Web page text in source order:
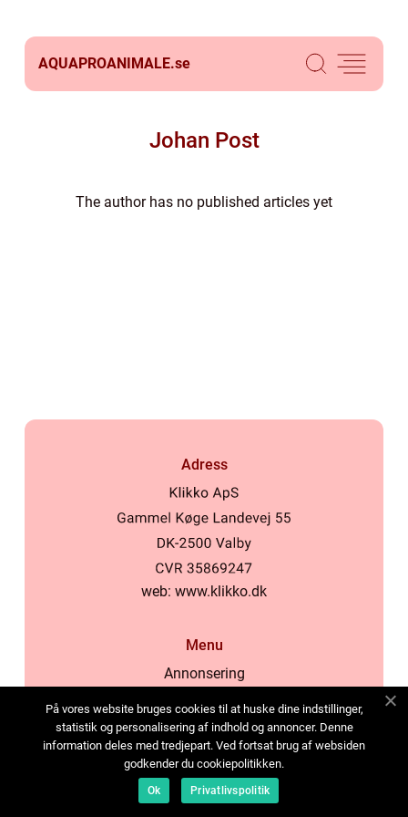
AQUAPROANIMALE.se
Johan Post
The author has no published articles yet
Adress
web: www.klikko.dk
Menu
Annonsering
Cookies
Kontakta oss
Sitemap
På vores website bruges cookies til at huske dine indstillinger,
statistik og personalisering af indhold og annoncer. Denne
information deles med tredjepart. Ved fortsat brug af websiden
godkender du cookiepolitikken.
Ok Privatlivspolitik